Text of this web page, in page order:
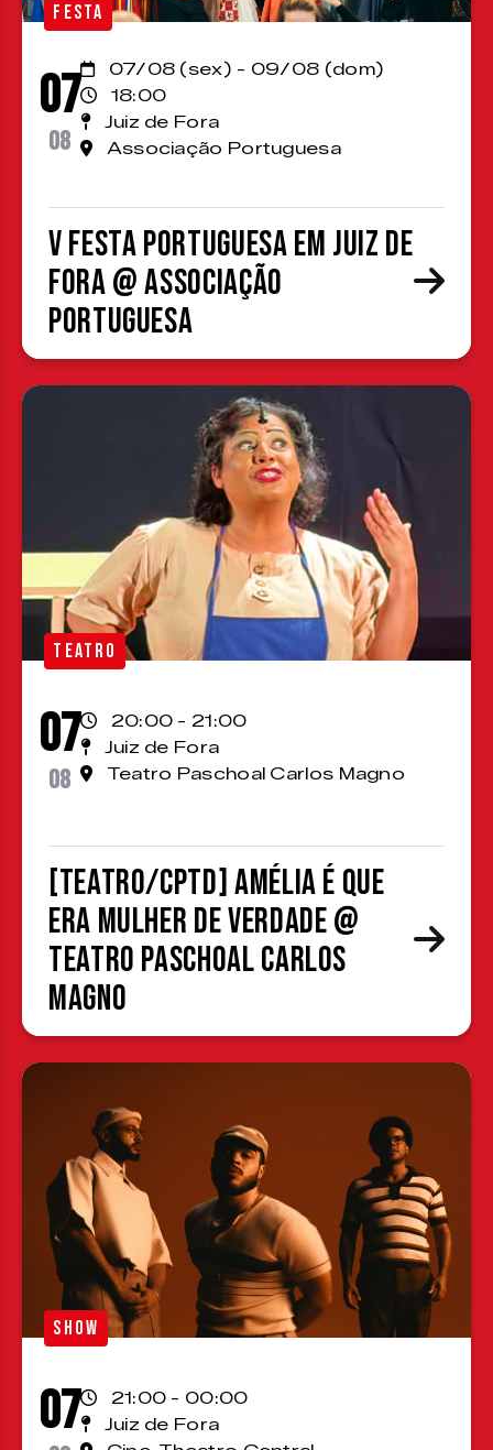
FESTA
07
08
07/08 (sex) - 09/08 (dom)
18:00
Juiz de Fora
Associação Portuguesa
V Festa Portuguesa em Juiz de
Fora @ Associação
Portuguesa
TEATRO
07
08
20:00 - 21:00
Juiz de Fora
Teatro Paschoal Carlos Magno
[TEATRO/CPTD] Amélia é que
era mulher de verdade @
Teatro Paschoal Carlos
Magno
SHOW
07
21:00 - 00:00
Juiz de Fora